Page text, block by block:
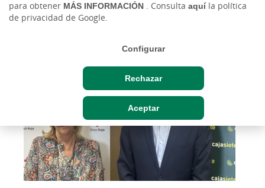
para obtener MÁS INFORMACIÓN . Consulta aquíla política
de privacidad de Google.
Configurar
Rechazar
Aceptar
Mié, 05/07/2023 - 12:00